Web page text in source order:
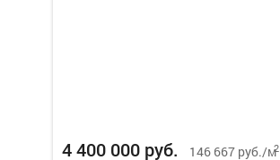
4 400 000 руб. 146 667 руб./м2